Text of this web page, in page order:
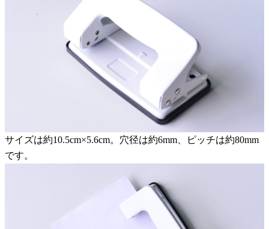
サイズは約10.5cm×5.6cm。穴径は約6mm、ピッチは約80mm
です。